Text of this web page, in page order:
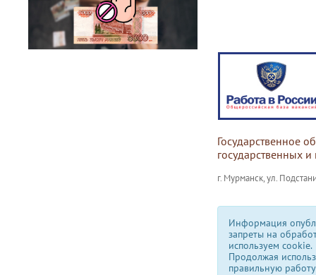
Государственное
государственных
г. Мурманск, ул.
Информация
запреты на
используем сookie.
Продолжая
правильную